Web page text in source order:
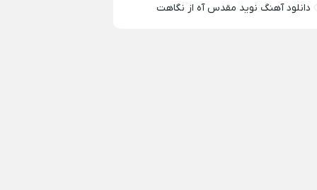
دانلود آهنگ نوید مقدس آه از نگاهت